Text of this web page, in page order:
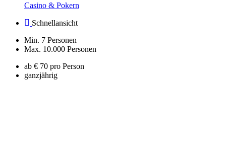
Casino & Pokern
Schnellansicht
Min. 7 Personen
Max. 10.000 Personen
ab € 70 pro Person
ganzjährig